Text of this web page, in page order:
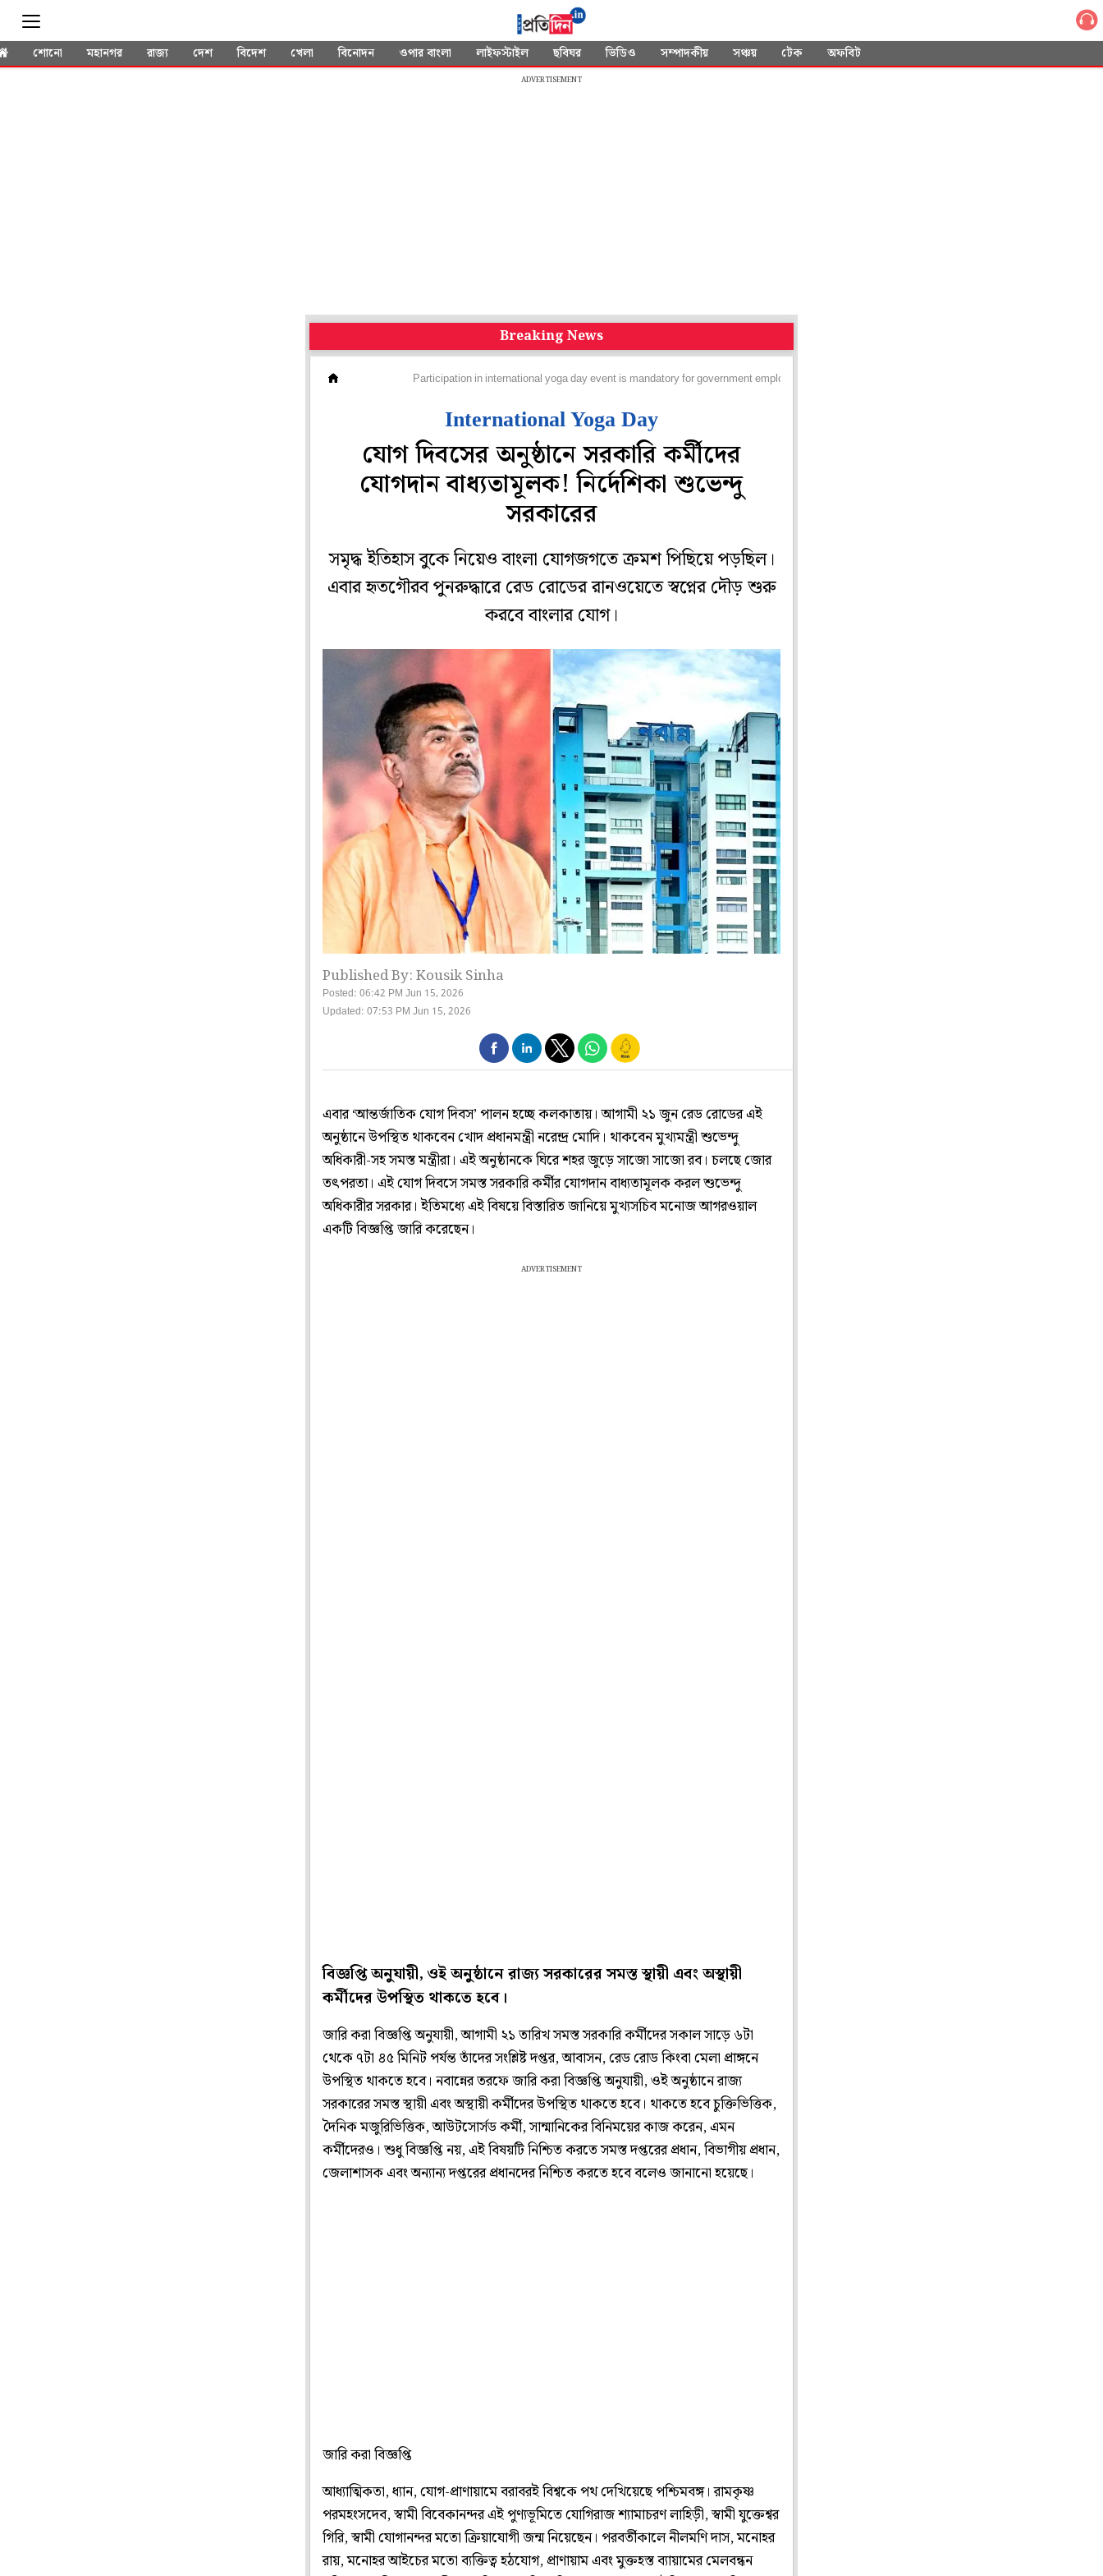
শোনো মহানগর রাজ্য দেশ বিদেশ খেলা বিনোদন ওপার বাংলা লাইফস্টাইল ছবিঘর ভিডিও সম্পাদকীয় সঞ্চয় টেক অফবিট
ADVERTISEMENT
Breaking News
Participation in international yoga day event is mandatory for government employees in wb
International Yoga Day
যোগ দিবসের অনুষ্ঠানে সরকারি কর্মীদের
যোগদান বাধ্যতামূলক! নির্দেশিকা শুভেন্দু
সরকারের
সমৃদ্ধ ইতিহাস বুকে নিয়েও বাংলা যোগজগতে ক্রমশ পিছিয়ে পড়ছিল।
এবার হৃতগৌরব পুনরুদ্ধারে রেড রোডের রানওয়েতে স্বপ্নের দৌড় শুরু
করবে বাংলার যোগ।
Published By: Kousik Sinha
Posted: 06:42 PM Jun 15, 2026
Updated: 07:53 PM Jun 15, 2026
এবার ‘আন্তর্জাতিক যোগ দিবস’ পালন হচ্ছে কলকাতায়। আগামী ২১ জুন রেড রোডের এই
অনুষ্ঠানে উপস্থিত থাকবেন খোদ প্রধানমন্ত্রী নরেন্দ্র মোদি। থাকবেন মুখ্যমন্ত্রী শুভেন্দু
অধিকারী-সহ সমস্ত মন্ত্রীরা। এই অনুষ্ঠানকে ঘিরে শহর জুড়ে সাজো সাজো রব। চলছে জোর
তৎপরতা। এই যোগ দিবসে সমস্ত সরকারি কর্মীর যোগদান বাধ্যতামূলক করল শুভেন্দু
অধিকারীর সরকার। ইতিমধ্যে এই বিষয়ে বিস্তারিত জানিয়ে মুখ্যসচিব মনোজ আগরওয়াল
একটি বিজ্ঞপ্তি জারি করেছেন।
ADVERTISEMENT
বিজ্ঞপ্তি অনুযায়ী, ওই অনুষ্ঠানে রাজ্য সরকারের সমস্ত স্থায়ী এবং অস্থায়ী
কর্মীদের উপস্থিত থাকতে হবে।
জারি করা বিজ্ঞপ্তি অনুযায়ী, আগামী ২১ তারিখ সমস্ত সরকারি কর্মীদের সকাল সাড়ে ৬টা
থেকে ৭টা ৪৫ মিনিট পর্যন্ত তাঁদের সংশ্লিষ্ট দপ্তর, আবাসন, রেড রোড কিংবা মেলা প্রাঙ্গনে
উপস্থিত থাকতে হবে। নবান্নের তরফে জারি করা বিজ্ঞপ্তি অনুযায়ী, ওই অনুষ্ঠানে রাজ্য
সরকারের সমস্ত স্থায়ী এবং অস্থায়ী কর্মীদের উপস্থিত থাকতে হবে। থাকতে হবে চুক্তিভিত্তিক,
দৈনিক মজুরিভিত্তিক, আউটসোর্সড কর্মী, সান্মানিকের বিনিময়ের কাজ করেন, এমন
কর্মীদেরও। শুধু বিজ্ঞপ্তি নয়, এই বিষয়টি নিশ্চিত করতে সমস্ত দপ্তরের প্রধান, বিভাগীয় প্রধান,
জেলাশাসক এবং অন্যান্য দপ্তরের প্রধানদের নিশ্চিত করতে হবে বলেও জানানো হয়েছে।
জারি করা বিজ্ঞপ্তি
আধ্যাত্মিকতা, ধ্যান, যোগ-প্রাণায়ামে বরাবরই বিশ্বকে পথ দেখিয়েছে পশ্চিমবঙ্গ। রামকৃষ্ণ
পরমহংসদেব, স্বামী বিবেকানন্দর এই পুণ্যভূমিতে যোগিরাজ শ্যামাচরণ লাহিড়ী, স্বামী যুক্তেশ্বর
গিরি, স্বামী যোগানন্দর মতো ক্রিয়াযোগী জন্ম নিয়েছেন। পরবর্তীকালে নীলমণি দাস, মনোহর
রায়, মনোহর আইচের মতো ব্যক্তিত্ব হঠযোগ, প্রাণায়াম এবং মুক্তহস্ত ব্যায়ামের মেলবন্ধন